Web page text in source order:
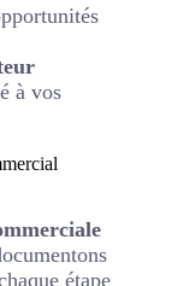
à vos
étape